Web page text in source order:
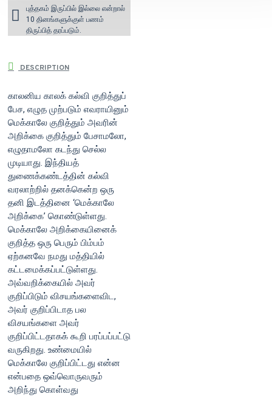
புத்தகம் இருப்பில் இல்லை என்றால்
10 தினங்களுக்குள் பணம்
திருப்பித் தரப்படும்.
DESCRIPTION
காலனிய காலக் கல்வி குறித்துப்
பேச, எழுத முற்படும் எவராயினும்
மெக்காலே குறித்தும் அவரின்
அறிக்கை குறித்தும் பேசாமலோ,
எழுதாமலோ கடந்து செல்ல
முடியாது. இந்தியத்
துணைக்கண்டத்தின் கல்வி
வரலாற்றில் தனக்கென்ற ஒரு
தனி இடத்தினை ‘மெக்காலே
அறிக்கை’ கொண்டுள்ளது.
மெக்காலே அறிக்கையினைக்
குறித்த ஒரு பெரும் பிம்பம்
ஏற்கனவே நமது மத்தியில்
கட்டமைக்கப்பட்டுள்ளது.
அவ்வறிக்கையில் அவர்
குறிப்பிடும் விசயங்களைவிட,
அவர் குறிப்பிடாத பல
விசயங்களை அவர்
குறிப்பிட்டதாகக் கூறி பரப்பப்பட்டு
வருகிறது. உண்மையில்
மெக்காலே குறிப்பிட்டது என்ன
என்பதை ஒவ்வொருவரும்
அறிந்து கொள்வது